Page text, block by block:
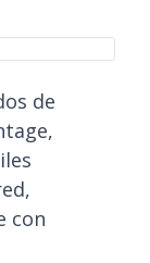
de
con